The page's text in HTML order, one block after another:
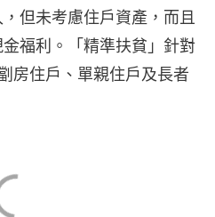
但未考慮住戶資產，而且
福利。「精準扶貧」針對
房住戶、單親住戶及長者